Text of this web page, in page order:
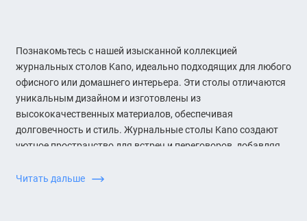
Познакомьтесь с нашей изысканной коллекцией
журнальных столов Kano, идеально подходящих для любого
офисного или домашнего интерьера. Эти столы отличаются
уникальным дизайном и изготовлены из
высококачественных материалов, обеспечивая
долговечность и стиль. Журнальные столы Kano создают
уютное пространство для встреч и переговоров, добавляя
Идеальный выбор для тех, кто ценит качество и
Читать дальше